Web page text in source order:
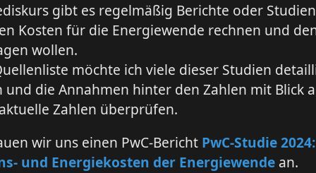
gibt es regelmäßig Berichte oder
Kosten für die Energiewende rechnen und
wollen.
möchte ich viele dieser Studien
und die Annahmen hinter den Zahlen mit Blick
Zahlen überprüfen.
wir uns einen PwC-Bericht PwC-Studie 2024:
und Energiekosten der Energiewende an.